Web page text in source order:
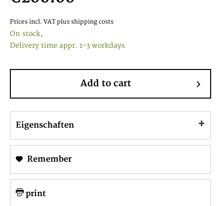
Prices incl. VAT plus shipping costs
On stock,
Delivery time appr. 1-3 workdays
Add to cart
Eigenschaften
Remember
print